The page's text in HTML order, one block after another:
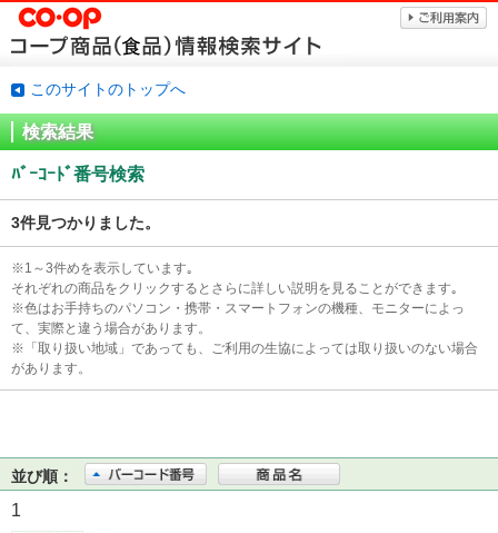
このサイトのトップへ
検索結果
ﾊﾞｰｺｰﾄﾞ番号検索
3件見つかりました。
※1～3件めを表示しています｡
それぞれの商品をクリックするとさらに詳しい説明を見ることができます｡
※色はお手持ちのパソコン・携帯・スマートフォンの機種、モニターによっ
て、実際と違う場合があります。
※「取り扱い地域」であっても、ご利用の生協によっては取り扱いのない場合
があります。
並び順：
1